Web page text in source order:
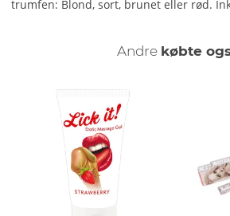
trumfen: Blond, sort, brunet eller rød.
Andre købte